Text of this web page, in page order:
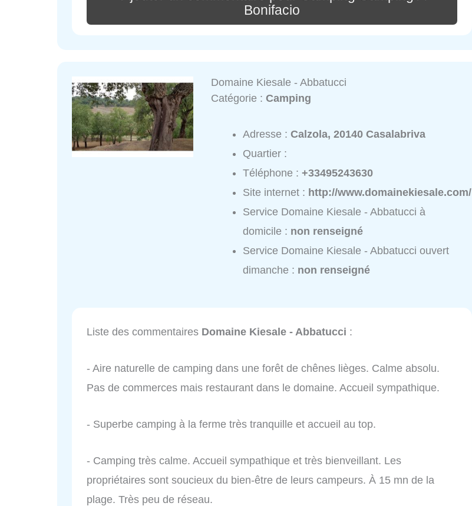
Bonifacio
Domaine Kiesale - Abbatucci
Catégorie :Camping
Adresse :Calzola, 20140 Casalabriva
Quartier :
Téléphone :+33495243630
Site internet : http://www.domainekiesale.com/
Service Domaine Kiesale - Abbatucci à
domicile : non renseigné
Service Domaine Kiesale - Abbatucci ouvert
dimanche : non renseigné
Liste des commentaires Domaine Kiesale - Abbatucci :
- Aire naturelle de camping dans une forêt de chênes lièges. Calme absolu.
Pas de commerces mais restaurant dans le domaine. Accueil sympathique.
- Superbe camping à la ferme très tranquille et accueil au top.
- Camping très calme. Accueil sympathique et très bienveillant. Les
propriétaires sont soucieux du bien-être de leurs campeurs. À 15 mn de la
plage. Très peu de réseau.